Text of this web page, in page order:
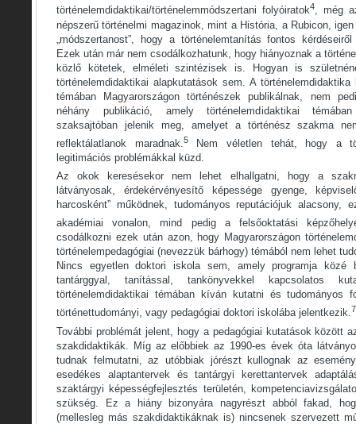
történelemdidaktikai/történelemmódszertani folyóiratok4, még
népszerű történelmi magazinok, mint a História, a Rubicon,
„módszertanost”, hogy a történelemtanítás fontos
Ezek után már nem csodálkozhatunk, hogy hiányoznak a
közlő kötetek, elméleti szintézisek is. Hogyan is
történelemdidaktikai alapkutatások sem. A
témában Magyarországon történészek publikálnak, nem
néhány publikáció, amely történelemdidaktikai
szaksajtóban jelenik meg, amelyet a történész szakma
reflektálatlanok maradnak.5Nem véletlen tehát, hogy a
legitimációs problémákkal küzd.
Az okok keresésekor nem lehet elhallgatni, hogy a
látványosak, érdekérvényesítő képessége gyenge,
harcosként” működnek, tudományos reputációjuk alacsony,
akadémiai vonalon, mind pedig a felsőoktatási
csodálkozni ezek után azon, hogy Magyarországon
történelempedagógiai (nevezzük bárhogy) témából nem lehet
Nincs egyetlen doktori iskola sem, amely programja közé
tantárggyal, tanítással, tankönyvekkel kapcsolatos
történelemdidaktikai témában kíván kutatni és tudományos
történettudományi, vagy pedagógiai doktori iskolába jelentkezik.7
További problémát jelent, hogy a pedagógiai kutatások között
szakdidaktikák. Míg az előbbiek az 1990-es évek óta
tudnak felmutatni, az utóbbiak jórészt kullognak az
esedékes alaptantervek és tantárgyi kerettantervek
szaktárgyi képességfejlesztés területén,
szükség. Ez a hiány bizonyára nagyrészt abból fakad,
(mellesleg más szakdidaktikáknak is) nincsenek szervezett